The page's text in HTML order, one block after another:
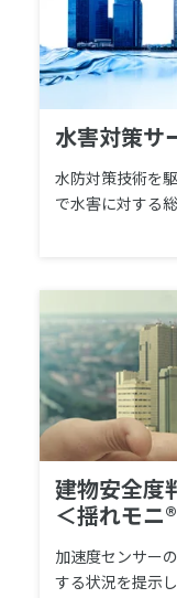
水害対策サ
水防対策技術を
で水害に対する
建物安全度
＜揺れモニ
加速度センサー
する状況を提示